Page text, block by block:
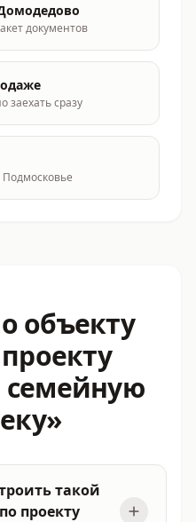
документов
сразу
Подмосковье
объекту
семейную
такой
проекту